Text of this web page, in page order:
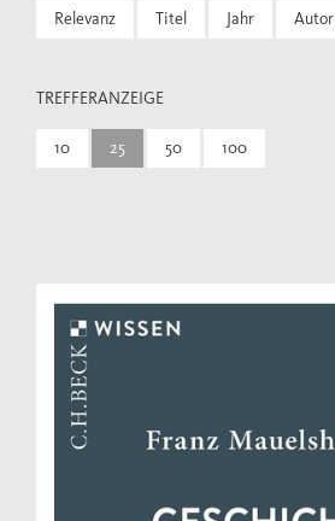
Relevanz Titel Jahr Autor
TREFFERANZEIGE
10 25 50 100